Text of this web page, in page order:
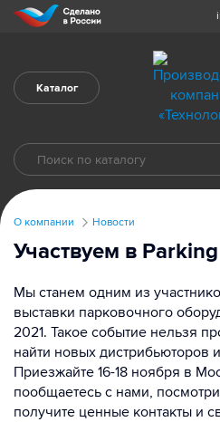
Каталог
О компании Новости
Участвуем в
Мы станем одним из
выставки парковочного
2021. Такое событие нельзя
найти новых дистрибьюторов
Приезжайте 16-18 ноября в
пообщаетесь с нами,
получите ценные контакты и